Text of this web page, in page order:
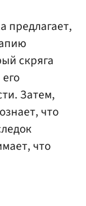
предлагает,
скряга
Затем,
что
что